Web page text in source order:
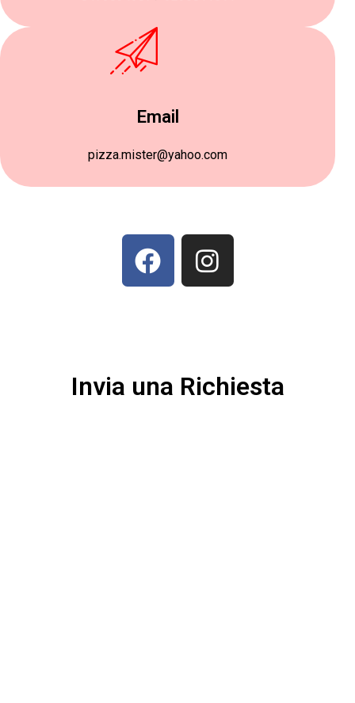
Email
pizza.mister@yahoo.com
Invia una Richiesta